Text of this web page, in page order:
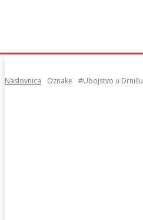
Naslovnica Oznake #Ubojstvo u Drnišu